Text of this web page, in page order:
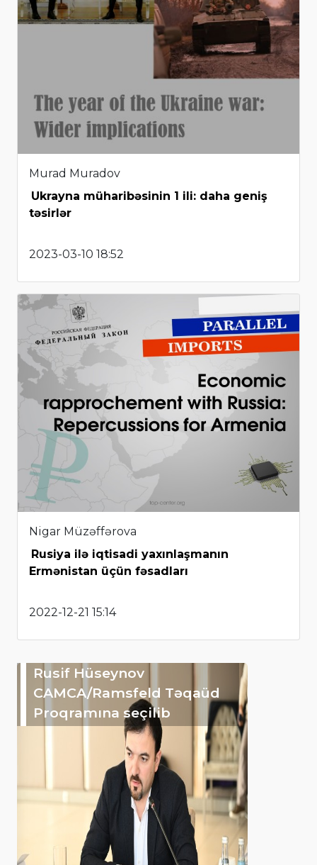
Murad Muradov
Ukrayna müharibəsinin 1 ili: daha geniş
təsirlər
2023-03-10 18:52
Nigar Müzəffərova
Rusiya ilə iqtisadi yaxınlaşmanın
Ermənistan üçün fəsadları
2022-12-21 15:14
Rusif Hüseynov
CAMCA/Ramsfeld Təqaüd
Proqramına seçilib